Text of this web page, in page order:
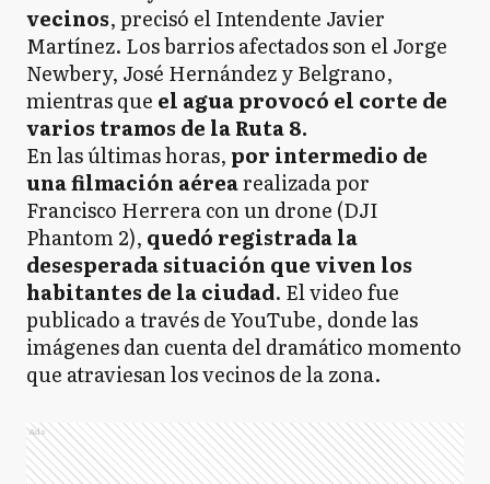
vecinos, precisó el Intendente Javier
Martínez. Los barrios afectados son el Jorge
Newbery, José Hernández y Belgrano,
mientras que el agua provocó el corte de
varios tramos de la Ruta 8.
En las últimas horas, por intermedio de
una filmación aérearealizada por
Francisco Herrera con un drone (DJI
Phantom 2), quedó registrada la
desesperada situación que viven los
habitantes de la ciudad. El video fue
publicado a través de YouTube, donde las
imágenes dan cuenta del dramático momento
que atraviesan los vecinos de la zona.
Ads